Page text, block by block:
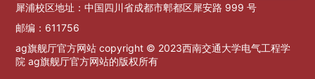
犀浦校区地址：中国四川省成都市郫都区犀安路 999 号
邮编：611756
ag旗舰厅官方网站 copyright © 2023西南交通大学电气工程学
院 ag旗舰厅官方网站的版权所有